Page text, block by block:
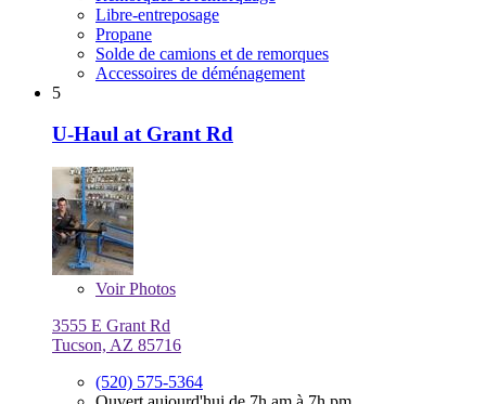
Libre-entreposage
Propane
Solde de camions et de remorques
Accessoires de déménagement
5
U-Haul at Grant Rd
VoirPhotos
3555 E Grant Rd
Tucson, AZ 85716
(520) 575-5364